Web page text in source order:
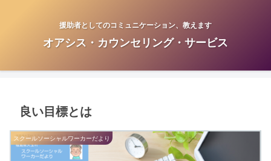
援助者としてのコミュニケーション、教えます
オアシス・カウンセリング・サービス
良い目標とは
スクールソーシャルワーカーだより